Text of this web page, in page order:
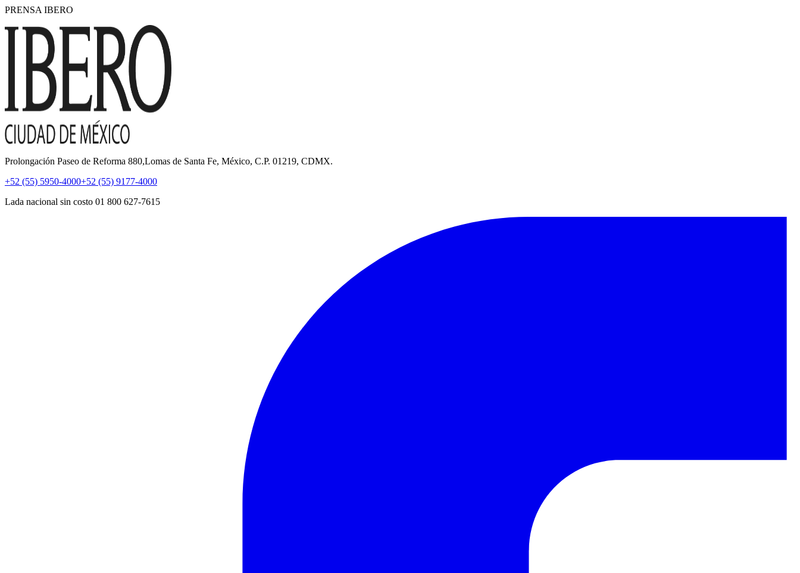
PRENSA IBERO
Prolongación Paseo de Reforma 880,Lomas de Santa Fe, México, C.P. 01219, CDMX.
+52 (55) 5950-4000+52 (55) 9177-4000
Lada nacional sin costo 01 800 627-7615